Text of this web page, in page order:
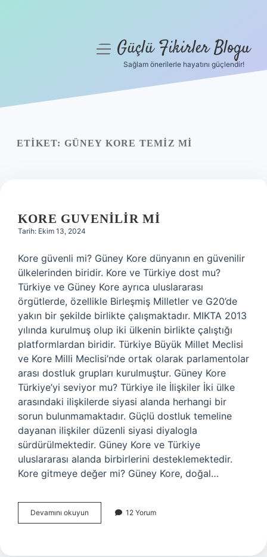
Yasal Uyarı
menüyüGüçlü Fikirler Blogu
Sağlam önerilerle hayatını güçlendir!
ETIKET: GÜNEY KORE TEMIZ MI
KORE GUVENILIR MI
Tarih: Ekim 13, 2024
Kore güvenli mi? Güney Kore dünyanın en güvenilir
ülkelerinden biridir. Kore ve Türkiye dost mu?
Türkiye ve Güney Kore ayrıca uluslararası
örgütlerde, özellikle Birleşmiş Milletler ve G20’de
yakın bir şekilde birlikte çalışmaktadır. MIKTA 2013
yılında kurulmuş olup iki ülkenin birlikte çalıştığı
platformlardan biridir. Türkiye Büyük Millet Meclisi
ve Kore Milli Meclisi’nde ortak olarak parlamentolar
arası dostluk grupları kurulmuştur. Güney Kore
Türkiye’yi seviyor mu? Türkiye ile İlişkiler İki ülke
arasındaki ilişkilerde siyasi alanda herhangi bir
sorun bulunmamaktadır. Güçlü dostluk temeline
dayanan ilişkiler düzenli siyasi diyalogla
sürdürülmektedir. Güney Kore ve Türkiye
uluslararası alanda birbirlerini desteklemektedir.
Kore gitmeye değer mi? Güney Kore, doğal…
Devamını okuyun
Guvenilir
12 Yorum